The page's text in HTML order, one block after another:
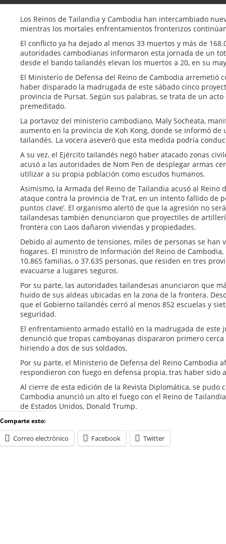
Los Reinos de Tailandia y Cambodia han intercambiado
mientras los mortales enfrentamientos fronterizos
El conflicto ya ha dejado al menos 33 muertos y más de
autoridades cambodianas informaron esta jornada de un
desde el bando tailandés elevan los muertos a 20, en su
El Ministerio de Defensa del Reino de Cambodia arremetió
haber disparado la madrugada de este sábado cinco
provincia de Pursat. Según sus palabras, se trata de un
premeditado.
La portavoz del ministerio cambodiano, Maly Socheata,
aumento en la provincia de Koh Kong, donde se informó
tailandés. La vocera aseveró que esta medida podría
A su vez, el Ejército tailandés negó haber atacado zonas
acusó a las autoridades de Nom Pen de desplegar armas
utilizar a su propia población como escudos humanos.
Asimismo, la Armada del Reino de Tailandia acusó al Reino
ataque contra la provincia de Trat, en un intento fallido de
puntos clave’. El organismo alertó de que la agresión no
tailandesas también denunciaron que proyectiles de
frontera con Laos dañaron viviendas y propiedades.
Debido al aumento de tensiones, miles de personas se han
hogares. El ministro de Información del Reino de
10.865 familias, o 37.635 personas, que residen en tres
evacuarse a lugares seguros.
Por su parte, las autoridades tailandesas anunciaron que
huido de sus aldeas ubicadas en la zona de la frontera.
que el Gobierno tailandés cerró al menos 852 escuelas y
seguridad.
El enfrentamiento armado estalló en la madrugada de este
denunció que tropas camboyanas dispararon primero
hiriendo a dos de sus soldados.
Por su parte, el Ministerio de Defensa del Reino Cambodia
respondieron con fuego en defensa propia, tras haber sido
Al cierre de esta edición de la Revista Diplomática, se pudo
Cambodia anunció un alto el fuego con el Reino de
de Estados Unidos, Donald Trump.
Comparte esto:
Correo electrónico Facebook Twitter